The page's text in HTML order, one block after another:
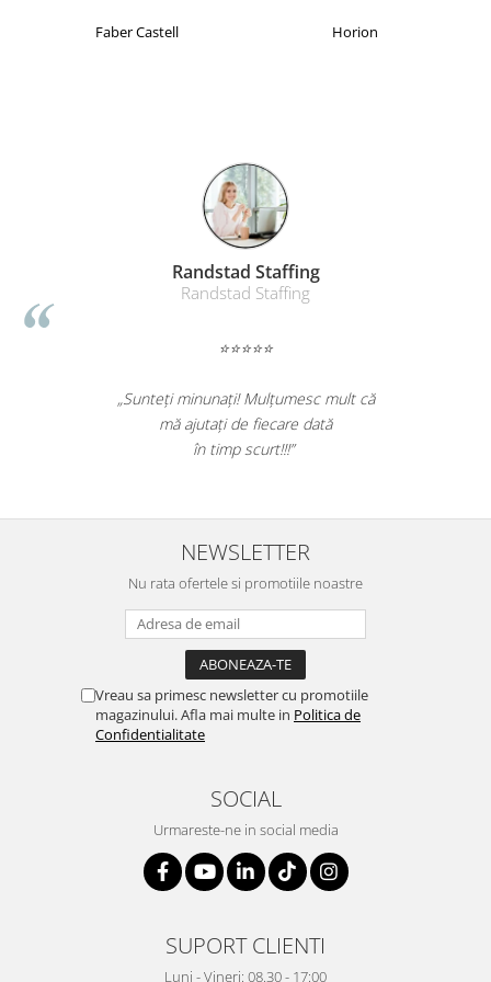
Electronice si accesorii tech
Incarcatoare cu fir si auto
Ceasuri smart - Smartwatch
Baterii externe - Powerbanks
Cartuse, tonere, consumabile PC
Standuri PC si suporturi
tablete
Periferice PC si accesorii
Tehnica si mobilier pentru birou
Laminatoare
Ghilotine și Trimmere
Calculatoare de birou
Cosuri de gunoi pentru birou
Scaune, birouri si produse
Faber Castell Horion
Randstad Staffing
Randstad Staffing
⭐⭐⭐⭐⭐
„Sunteți minunați! Mulțumesc mult că
mă ajutați de fiecare dată
în timp scurt!!!”
NEWSLETTER
Nu rata ofertele si promotiile noastre
Vreau sa primesc newsletter cu promotiile
magazinului. Afla mai multe in Politica de
Confidentialitate
SOCIAL
Urmareste-ne in social media
SUPORT CLIENTI
Luni - Vineri: 08.30 - 17:00